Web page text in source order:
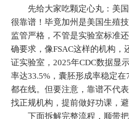
先给大家吃颗定心丸：美
很靠谱！毕竟加州是美国生殖
监管严格，不管是实验室标准
确要求，像FSAC这样的机构，
证实验室，2025年CDC数据显
率达33.5%，囊胚形成率稳定
都在线。但要注意，靠谱不代
找正规机构，提前做好功课，避
下面拆解完整流程，顺带